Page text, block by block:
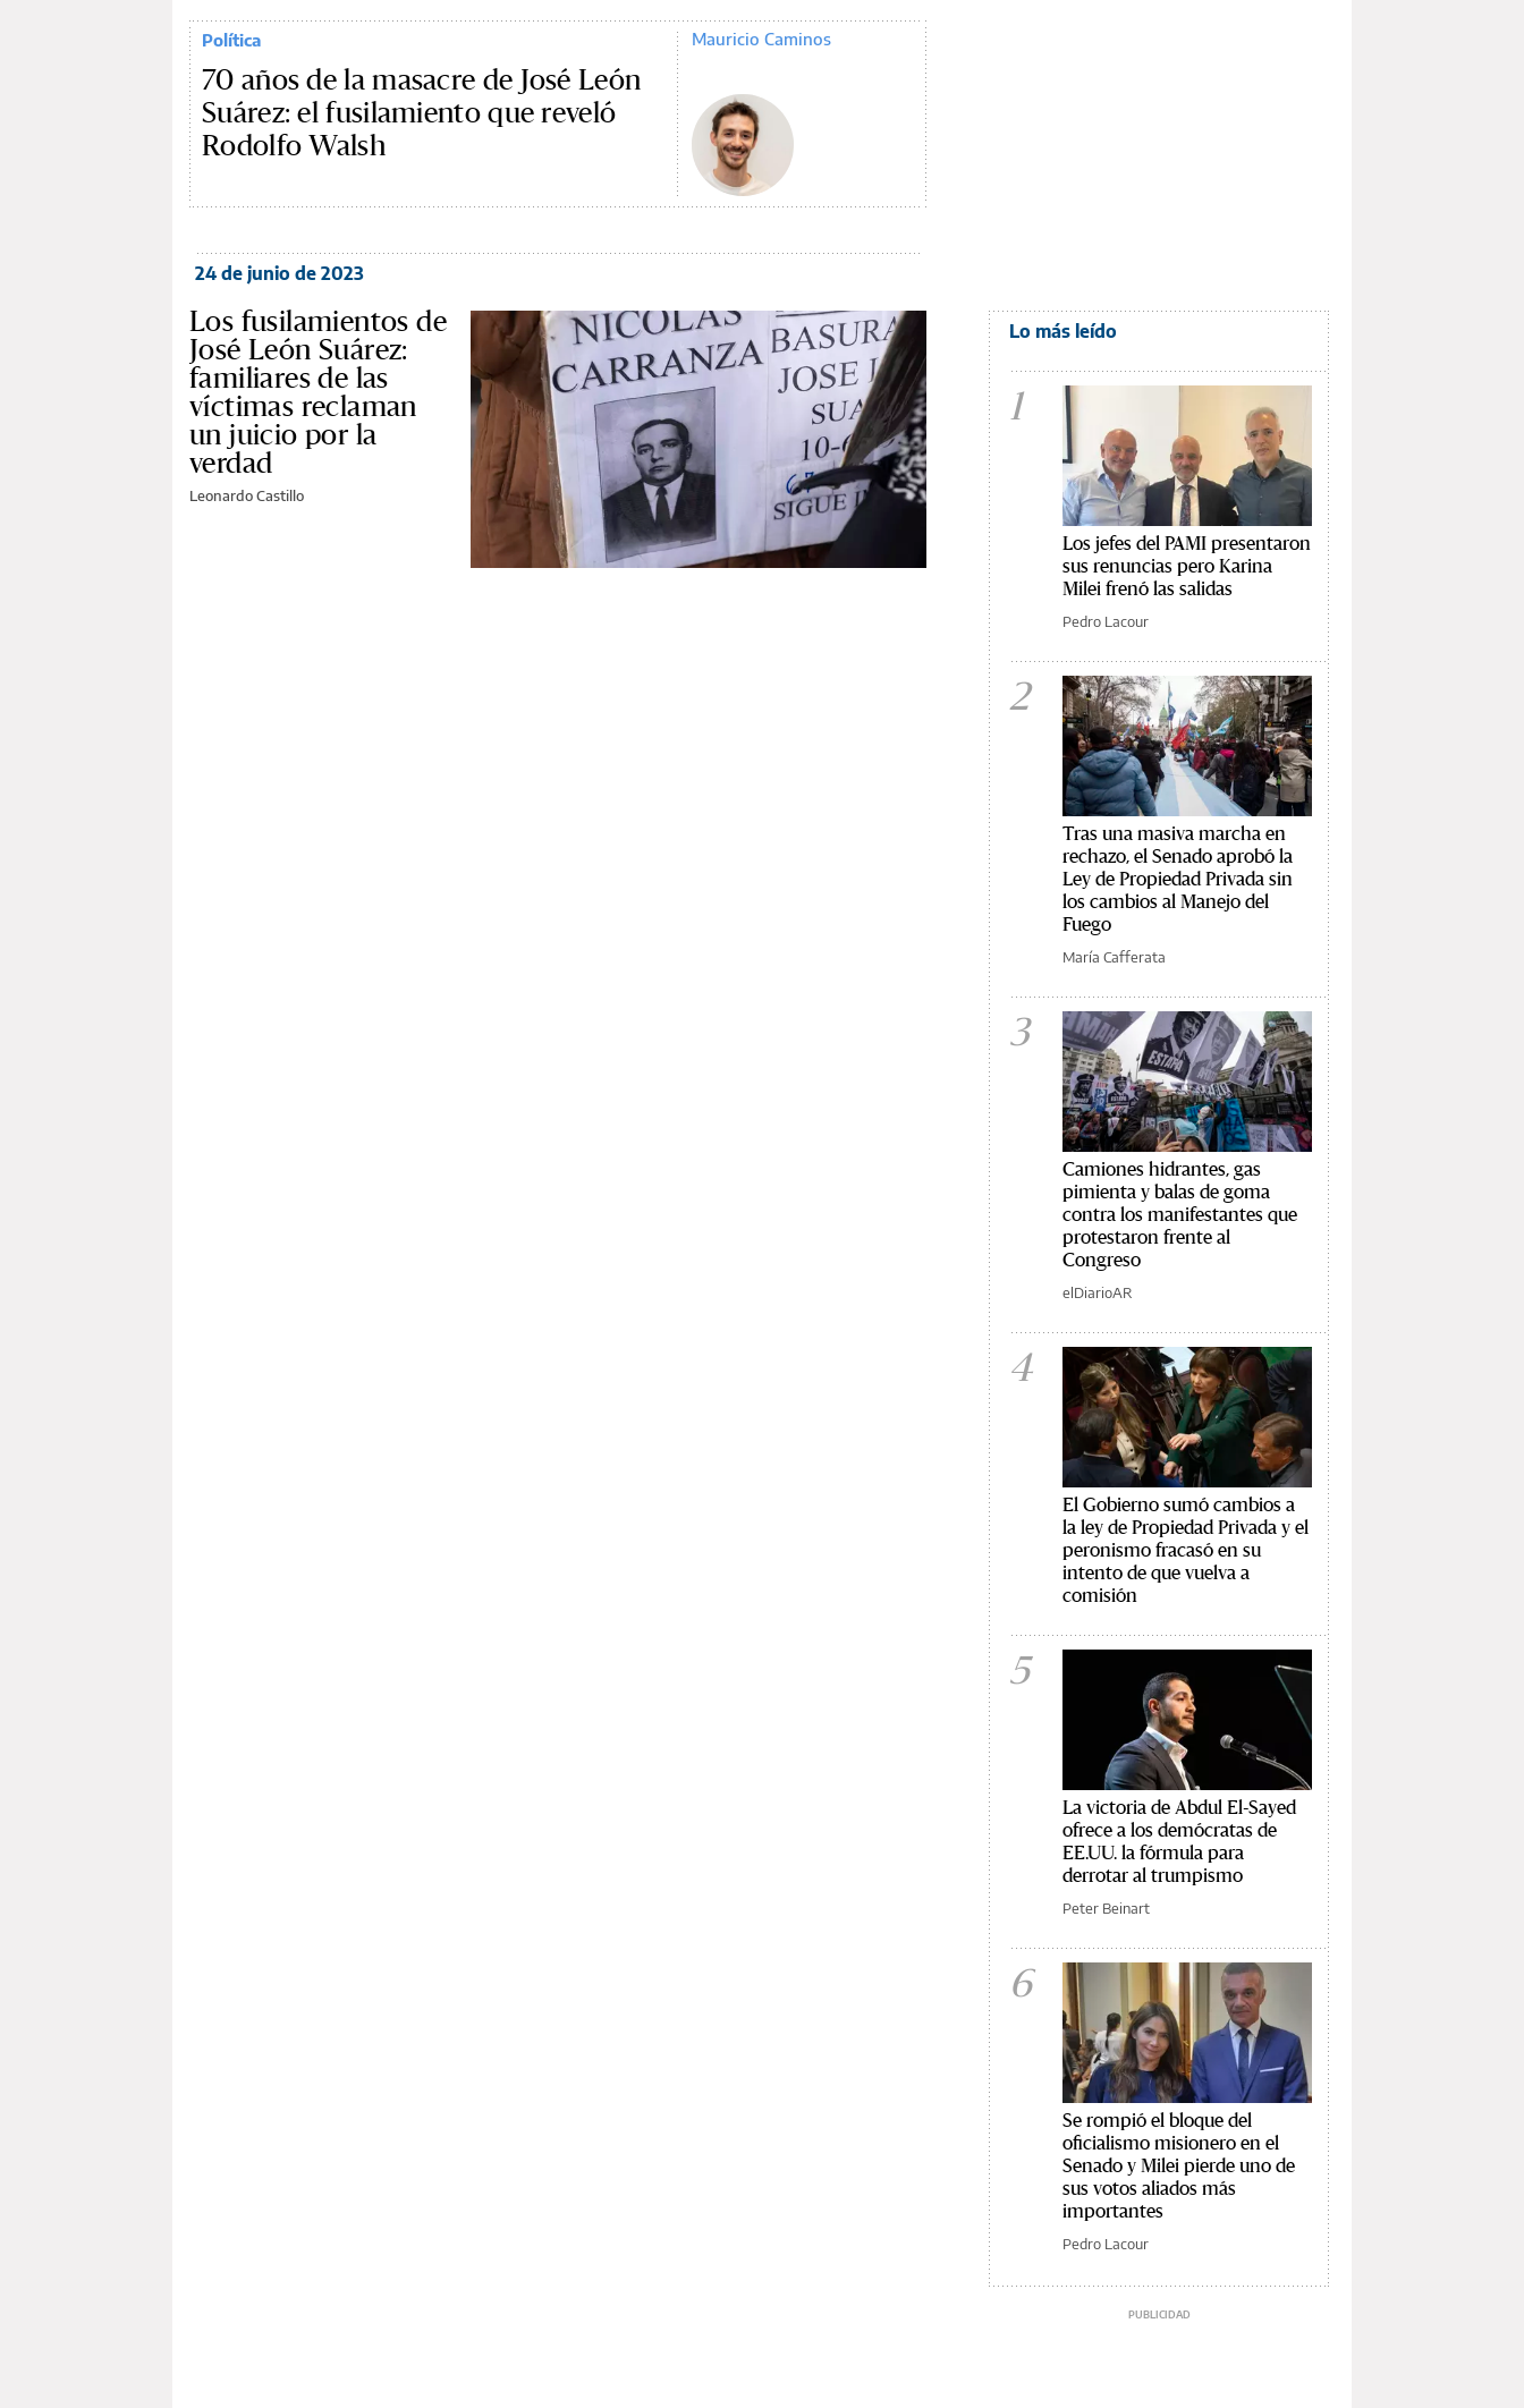
Política
70 años de la masacre de José León
Suárez: el fusilamiento que reveló
Rodolfo Walsh
Mauricio Caminos
24 de junio de 2023
Los fusilamientos de
José León Suárez:
familiares de las
víctimas reclaman
un juicio por la
verdad
Leonardo Castillo
Lo más leído
1
Los jefes del PAMI presentaron
sus renuncias pero Karina
Milei frenó las salidas
Pedro Lacour
2
Tras una masiva marcha en
rechazo, el Senado aprobó la
Ley de Propiedad Privada sin
los cambios al Manejo del
Fuego
María Cafferata
3
Camiones hidrantes, gas
pimienta y balas de goma
contra los manifestantes que
protestaron frente al
Congreso
elDiarioAR
4
El Gobierno sumó cambios a
la ley de Propiedad Privada y el
peronismo fracasó en su
intento de que vuelva a
comisión
5
La victoria de Abdul El-Sayed
ofrece a los demócratas de
EE.UU. la fórmula para
derrotar al trumpismo
Peter Beinart
6
Se rompió el bloque del
oficialismo misionero en el
Senado y Milei pierde uno de
sus votos aliados más
importantes
Pedro Lacour